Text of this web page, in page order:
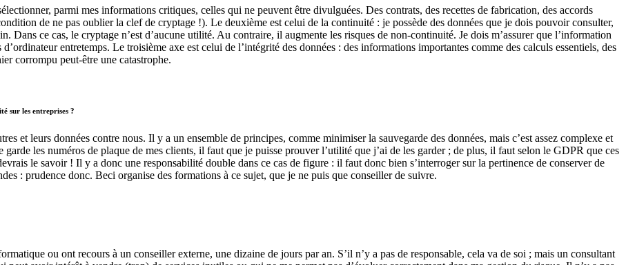
parmi mes informations critiques, celles qui ne peuvent être divulguées. Des contrats, des recettes de fabrication, des accords
de ne pas oublier la clef de cryptage !). Le deuxième est celui de la continuité : je possède des données que je dois pouvoir consulter,
Dans ce cas, le cryptage n’est d’aucune utilité. Au contraire, il augmente les risques de non-continuité. Je dois m’assurer que l’information
entretemps. Le troisième axe est celui de l’intégrité des données : des informations importantes comme des calculs essentiels, des
corrompu peut-être une catastrophe.
sur les entreprises ?
et leurs données contre nous. Il y a un ensemble de principes, comme minimiser la sauvegarde des données, mais c’est assez complexe et
les numéros de plaque de mes clients, il faut que je puisse prouver l’utilité que j’ai de les garder ; de plus, il faut selon le GDPR que ces
le savoir ! Il y a donc une responsabilité double dans ce cas de figure : il faut donc bien s’interroger sur la pertinence de conserver de
: prudence donc. Beci organise des formations à ce sujet, que je ne puis que conseiller de suivre.
ou ont recours à un conseiller externe, une dizaine de jours par an. S’il n’y a pas de responsable, cela va de soi ; mais un consultant